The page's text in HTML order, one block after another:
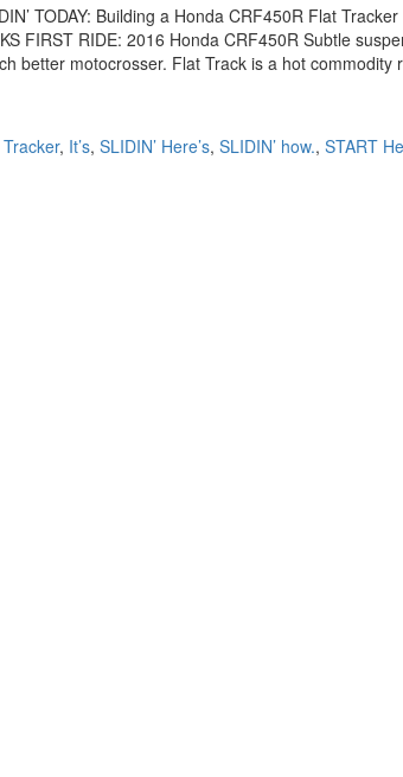
TODAY: Building a Honda CRF450R Flat
FIRST RIDE: 2016 Honda CRF450R Subtle
better motocrosser. Flat Track is a hot
, It’s, SLIDIN’ Here’s, SLIDIN’ how., START